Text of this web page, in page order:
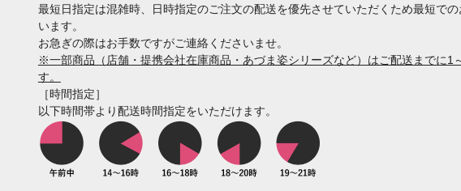
最短日指定は混雑時、日時指定のご注文の配送を優先させていただくため最短で
います。
お急ぎの際はお手数ですがご連絡くださいませ。
※一部商品（店舗・提携会社在庫商品・あづま姿シリーズなど）はご配送までに1
す。
［時間指定］
以下時間帯より配送時間指定をいただけます。